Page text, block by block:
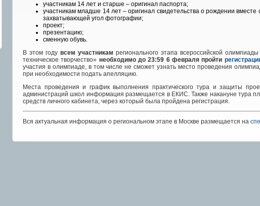
участникам 14 лет и старше – оригинал паспорта;
участникам младше 14 лет – оригинал свидетельства о рождении
захватывающей угол фотографии;
проект;
презентацию;
сменную обувь.
В этом годувсем участникам регионального этапа всероссийской
техническое творчество» необходимо до 23:59 6 февраля пройти
участия в олимпиаде, в том числе не сможет узнать место проведения
при необходимости подать апелляцию.
Места проведения и график выполнения практического тура и защиты
администраций школ информация размещается в ЕКИС. Также накануне тура
средств личного кабинета, через который была пройдена регистрация.
Вся актуальная информация о региональном этапе в Москве размещается на